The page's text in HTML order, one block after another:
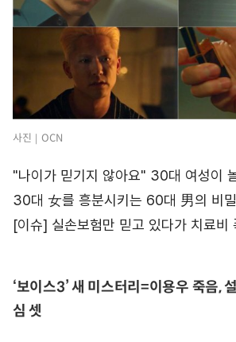
사진｜OCN
‘보이스3’ 새 미스터리=이용우 죽음,
심 셋